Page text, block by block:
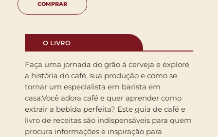
COMPRAR
O LIVRO
Faça uma jornada do grão à cerveja e explore
a história do café, sua produção e como se
tornar um especialista em barista em
casa.Você adora café e quer aprender como
extrair a bebida perfeita? Este guia de café e
livro de receitas são indispensáveis para quem
procura informações e inspiração para